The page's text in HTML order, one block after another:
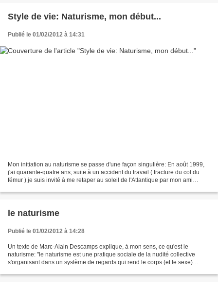
Style de vie: Naturisme, mon début...
Publié le 01/02/2012 à 14:31
Mon initiation au naturisme se passe d'une façon singulière: En août 1999,
j'ai quarante-quatre ans; suite à un accident du travail ( fracture du col du
fémur ) je suis invité à me retaper au soleil de l'Atlantique par mon ami
le naturisme
Publié le 01/02/2012 à 14:28
Un texte de Marc-Alain Descamps explique, à mon sens, ce qu'est le
naturisme: "le naturisme est une pratique sociale de la nudité collective
s'organisant dans un système de regards qui rend le corps (et le sexe)